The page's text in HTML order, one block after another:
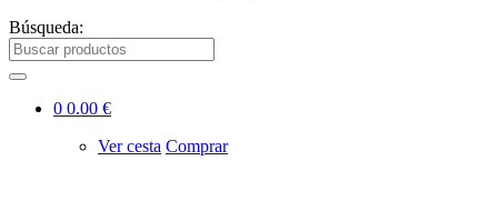
Búsqueda:
0 0.00 €
Ver cesta Comprar